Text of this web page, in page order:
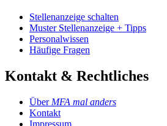
Stellenanzeige schalten
Muster Stellenanzeige + Tipps
Personalwissen
Häufige Fragen
Kontakt & Rechtliches
Über MFA mal anders
Kontakt